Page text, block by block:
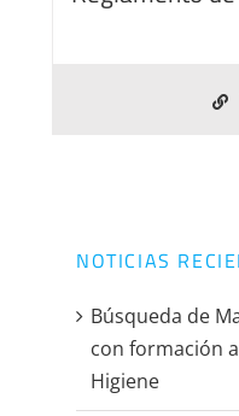
NOTICIAS
Búsqueda de
con formación
Higiene